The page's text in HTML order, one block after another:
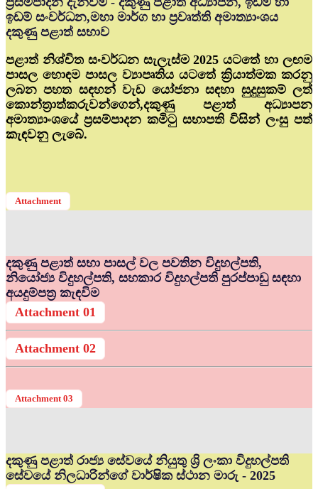
ඉඩම් සංවර්ධන,මහා මාර්ග හා ප්‍රවෘත්ති අමාත්‍යාංශය
දකුණු පළාත් සභාව
පළාත් නිශ්චිත සංවර්ධන සැලැස්ම 2025 යටතේ හා ලඟම
පාසල හොඳම පාසල ව්‍යාපෘතිය යටතේ ක්‍රියාත්මක කරනු
ලබන පහත සඳහන් වැඩ යෝජනා සඳහා සුදුසුකම් ලත්
කොන්ත්‍රාත්කරුවන්ගෙන්,දකුණු පළාත් අධ්‍යාපන
අමාත්‍යාංශයේ ප්‍රසම්පාදන කමිටු සභාපති විසින් ලංසු පත්
කැඳවනු ලැබේ.
Attachment
දකුණු පළාත් සභා පාසල් වල පවතින විදුහල්පති,
නියෝජ්‍ය විදුහල්පති, සහකාර විදුහල්පති පුරප්පාඩු සඳහා
අයදුම්පත්‍ර කැඳවිම
Attachment 01
Attachment 02
Attachment 03
දකුණු පළාත් රාජ්‍ය සේවයේ නියුතු ශ්‍රි ලංකා විදුහල්පති
සේවයේ නිලධාරින්ගේ වාර්ෂික ස්ථාන මාරු - 2025